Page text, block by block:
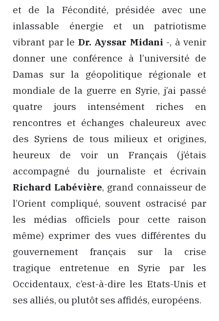
et de la Fécondité, présidée avec une
inlassable énergie et un patriotisme
vibrant par le Dr. Ayssar Midani -, à venir
donner une conférence à l’université de
Damas sur la géopolitique régionale et
mondiale de la guerre en Syrie, j’ai passé
quatre jours intensément riches en
rencontres et échanges chaleureux avec
des Syriens de tous milieux et origines,
heureux de voir un Français (j’étais
accompagné du journaliste et écrivain
Richard Labévière, grand connaisseur de
l’Orient compliqué, souvent ostracisé par
les médias officiels pour cette raison
même) exprimer des vues différentes du
gouvernement français sur la crise
tragique entretenue en Syrie par les
Occidentaux, c’est-à-dire les Etats-Unis et
ses alliés, ou plutôt ses affidés, européens.